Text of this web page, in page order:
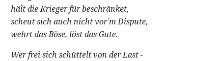
hält die Krieger für beschränket,
scheut sich auch nicht vor´m Dispute,
wehrt das Böse, löst das Gute.
Wer frei sich schüttelt von der Last -